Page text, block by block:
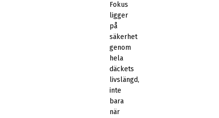
Fokus
ligger
på
säkerhet
genom
hela
däckets
livslängd,
inte
bara
när